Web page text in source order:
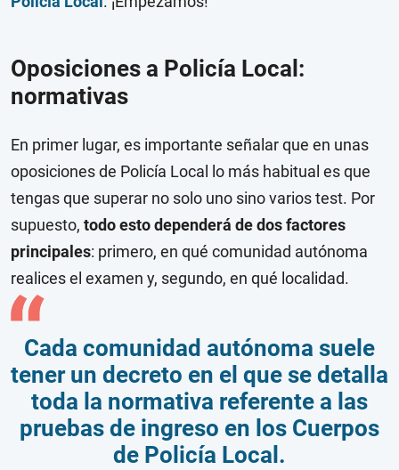
Oposiciones a Policía Local:
normativas
En primer lugar, es importante señalar que en unas
oposiciones de Policía Local lo más habitual es que
tengas que superar no solo uno sino varios test. Por
supuesto, todo esto dependerá de dos factores
principales: primero, en qué comunidad autónoma
realices el examen y, segundo, en qué localidad.
Cada comunidad autónoma suele
tener un decreto en el que se detalla
toda la normativa referente a las
pruebas de ingreso en los Cuerpos
de Policía Local.